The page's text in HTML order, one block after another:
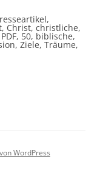
Christ, christliche,
50, biblische,
Ziele, Träume,
WordPress